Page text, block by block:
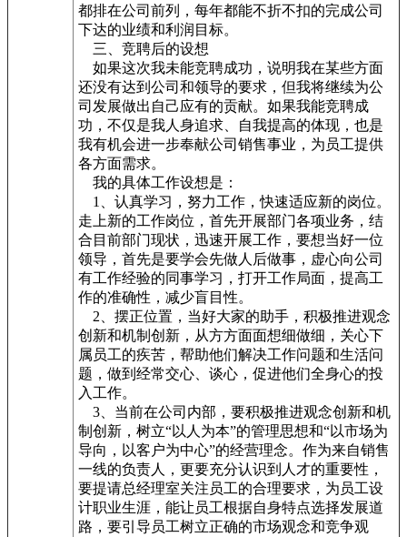
都排在公司前列，每年都能不折不扣的完成公司
下达的业绩和利润目标。
三、竞聘后的设想
如果这次我未能竞聘成功，说明我在某些方面
还没有达到公司和领导的要求，但我将继续为公
司发展做出自己应有的贡献。如果我能竞聘成
功，不仅是我人身追求、自我提高的体现，也是
我有机会进一步奉献公司销售事业，为员工提供
各方面需求。
我的具体工作设想是：
1、认真学习，努力工作，快速适应新的岗位。
走上新的工作岗位，首先开展部门各项业务，结
合目前部门现状，迅速开展工作，要想当好一位
领导，首先是要学会先做人后做事，虚心向公司
有工作经验的同事学习，打开工作局面，提高工
作的准确性，减少盲目性。
2、摆正位置，当好大家的助手，积极推进观念
创新和机制创新，从方方面面想细做细，关心下
属员工的疾苦，帮助他们解决工作问题和生活问
题，做到经常交心、谈心，促进他们全身心的投
入工作。
3、当前在公司内部，要积极推进观念创新和机
制创新，树立“以人为本”的管理思想和“以市场为
导向，以客户为中心”的经营理念。作为来自销售
一线的负责人，更要充分认识到人才的重要性，
要提请总经理室关注员工的合理要求，为员工设
计职业生涯，能让员工根据自身特点选择发展道
路，要引导员工树立正确的市场观念和竞争观